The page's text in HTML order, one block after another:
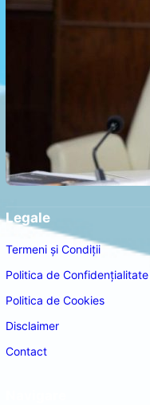
Legale
Termeni și Condiții
Politica de Confidențialitate
Politica de Cookies
Disclaimer
Contact